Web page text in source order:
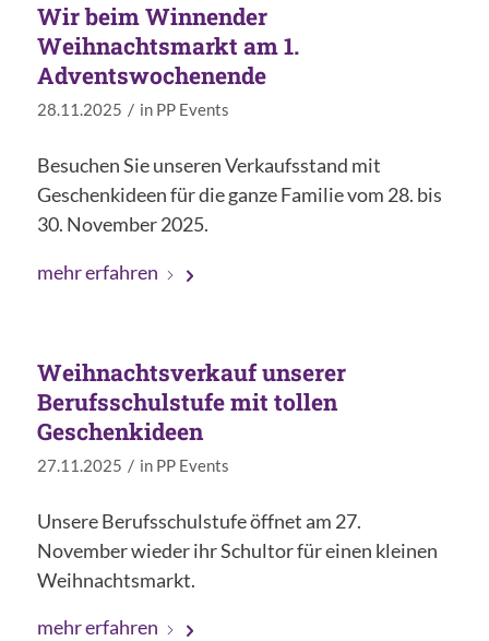
Wir beim Winnender
Weihnachtsmarkt am 1.
Adventswochenende
28.11.2025 / in PP Events
Besuchen Sie unseren Verkaufsstand mit
Geschenkideen für die ganze Familie vom 28. bis
30. November 2025.
mehr erfahren
Weihnachtsverkauf unserer
Berufsschulstufe mit tollen
Geschenkideen
27.11.2025 / in PP Events
Unsere Berufsschulstufe öffnet am 27.
November wieder ihr Schultor für einen kleinen
Weihnachtsmarkt.
mehr erfahren